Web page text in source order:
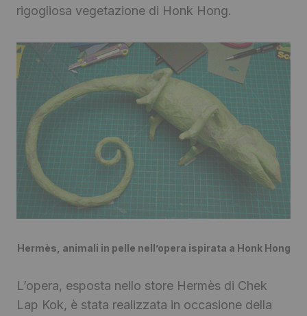
rigogliosa vegetazione di Honk Hong.
Hermès, animali in pelle nell’opera ispirata a Honk Hong
L’opera, esposta nello store Hermès di Chek
Lap Kok, è stata realizzata in occasione della